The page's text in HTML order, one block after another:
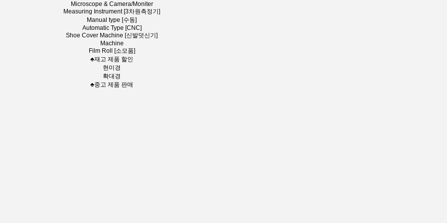
Microscope & Camera/Moniter
Measuring Instrument [3차원측정기]
Manual type [수동]
Automatic Type [CNC]
Shoe Cover Machine [신발덧신기]
Machine
Film Roll [소모품]
♣재고 제품 할인
현미경
확대경
♣중고 제품 판매